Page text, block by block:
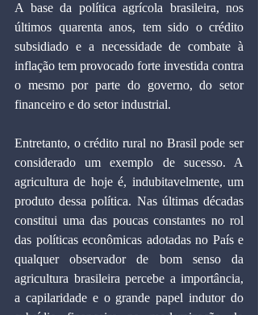
A base da política agrícola brasileira, nos
últimos quarenta anos, tem sido o crédito
subsidiado e a necessidade de combate à
inflação tem provocado forte investida contra
o mesmo por parte do governo, do setor
financeiro e do setor industrial.
Entretanto, o crédito rural no Brasil pode ser
considerado um exemplo de sucesso. A
agricultura de hoje é, indubitavelmente, um
produto dessa política. Nas últimas décadas
constitui uma das poucas constantes no rol
das políticas econômicas adotadas no País e
qualquer observador de bom senso da
agricultura brasileira percebe a importância,
a capilaridade e o grande papel indutor do